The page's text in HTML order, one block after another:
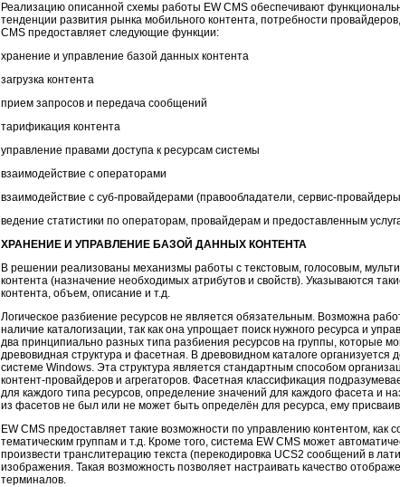
Реализацию описанной схемы работы EW CMS обеспечивают
тенденции развития рынка мобильного контента, потребности
CMS предоставляет следующие функции:
хранение и управление базой данных контента
загрузка контента
прием запросов и передача сообщений
тарификация контента
управление правами доступа к ресурсам системы
взаимодействие с операторами
взаимодействие с суб-провайдерами (правообладатели, сервис-
ведение статистики по операторам, провайдерам и предоставленным
ХРАНЕНИЕ И УПРАВЛЕНИЕ БАЗОЙ ДАННЫХ КОНТЕНТА
В решении реализованы механизмы работы с текстовым, голосовым,
контента (назначение необходимых атрибутов и свойств). Указываются
контента, объем, описание и т.д.
Логическое разбиение ресурсов не является обязательным. Возможна
наличие каталогизации, так как она упрощает поиск нужного ресурса и
два принципиально разных типа разбиения ресурсов на группы, которые
древовидная структура и фасетная. В древовидном каталоге
системе Windows. Эта структура является стандартным способом
контент-провайдеров и агрегаторов. Фасетная классификация
для каждого типа ресурсов, определение значений для каждого фасета и
из фасетов не был или не может быть определён для ресурса, ему
EW CMS предоставляет такие возможности по управлению контентом, как
тематическим группам и т.д. Кроме того, система EW CMS может
произвести транслитерацию текста (перекодировка UCS2 сообщений в
изображения. Такая возможность позволяет настраивать качество
терминалов.